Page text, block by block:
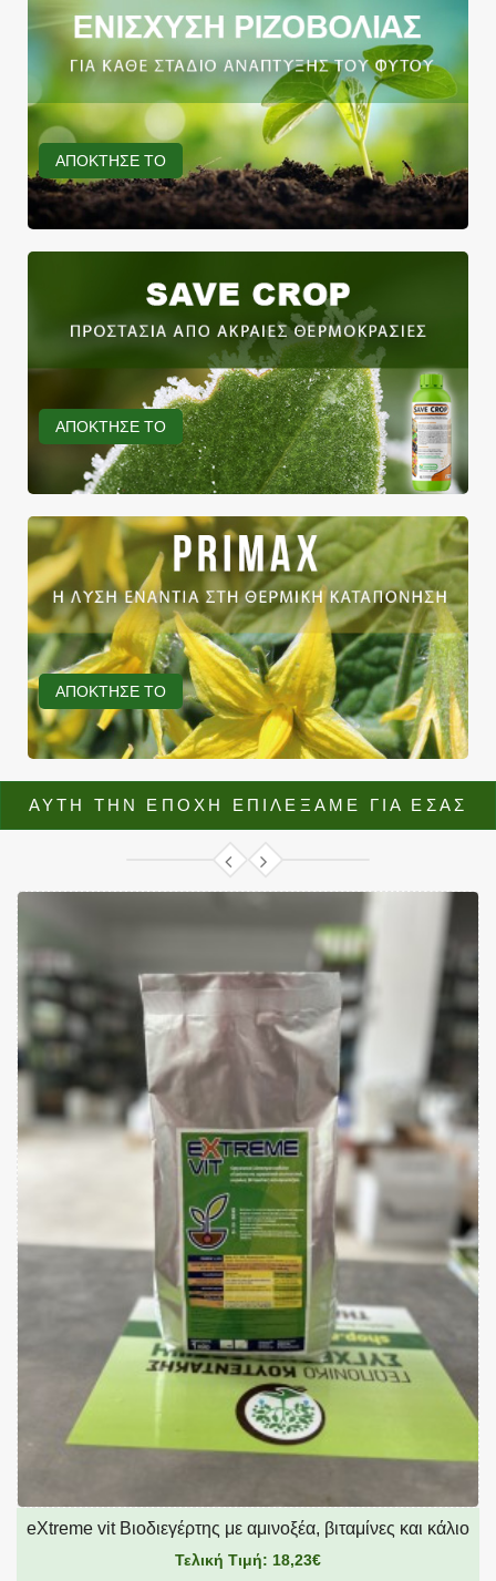
ΑΠΟΚΤΗΣΕ ΤΟ
ΑΠΟΚΤΗΣΕ ΤΟ
ΑΠΟΚΤΗΣΕ ΤΟ
ΑΥΤΗ ΤΗΝ ΕΠΟΧΗ ΕΠΙΛΕΞΑΜΕ ΓΙΑ ΕΣΑΣ
eXtreme vit Βιοδιεγέρτης με αμινοξέα, βιταμίνες και κάλιο
Τελική Τιμή: 18,23€